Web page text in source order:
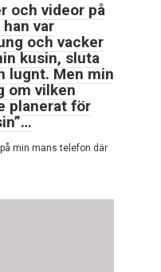
och videor på
var
och vacker
kusin, sluta
lugnt. Men min
om vilken
planerat för
min mans telefon där